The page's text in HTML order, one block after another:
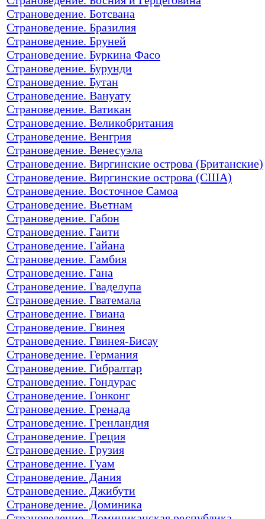
Страноведение. Ботсвана
Страноведение. Бразилия
Страноведение. Бруней
Страноведение. Буркина Фасо
Страноведение. Бурунди
Страноведение. Бутан
Страноведение. Вануату
Страноведение. Ватикан
Страноведение. Великобритания
Страноведение. Венгрия
Страноведение. Венесуэла
Страноведение. Виргинские острова (Британские)
Страноведение. Виргинские острова (США)
Страноведение. Восточное Самоа
Страноведение. Вьетнам
Страноведение. Габон
Страноведение. Гаити
Страноведение. Гайана
Страноведение. Гамбия
Страноведение. Гана
Страноведение. Гваделупа
Страноведение. Гватемала
Страноведение. Гвиана
Страноведение. Гвинея
Страноведение. Гвинея-Бисау
Страноведение. Германия
Страноведение. Гибралтар
Страноведение. Гондурас
Страноведение. Гонконг
Страноведение. Гренада
Страноведение. Гренландия
Страноведение. Греция
Страноведение. Грузия
Страноведение. Гуам
Страноведение. Дания
Страноведение. Джибути
Страноведение. Доминика